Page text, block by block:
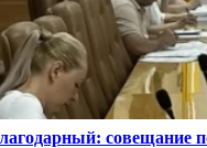
совещание